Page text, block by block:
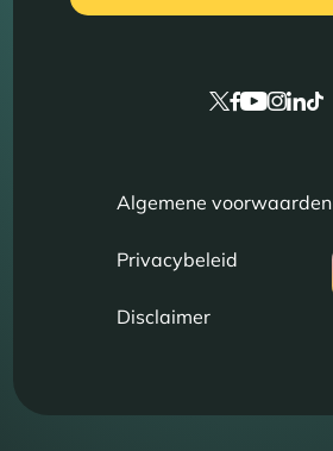
Algemene voorwaarden
Privacybeleid
Disclaimer